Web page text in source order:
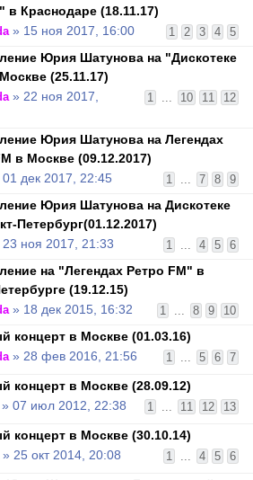
в Краснодаре (18.11.17)
1 2 3 4 5
» 15 ноя 2017, 16:00
Юрия Шатунова на "Дискотеке
(25.11.17)
1 ... 10 11 12
» 22 ноя 2017,
Юрия Шатунова на Легендах
в Москве (09.12.2017)
1 ... 7 8 9
дек 2017, 22:45
Юрия Шатунова на Дискотеке
Петербург(01.12.2017)
1 ... 4 5 6
ноя 2017, 21:33
на "Легендах Ретро FM" в
(19.12.15)
1 ... 8 9 10
» 18 дек 2015, 16:32
концерт в Москве (01.03.16)
1 ... 5 6 7
» 28 фев 2016, 21:56
концерт в Москве (28.09.12)
1 ... 11 12 13
» 07 июл 2012, 22:38
концерт в Москве (30.10.14)
1 ... 4 5 6
» 25 окт 2014, 20:08